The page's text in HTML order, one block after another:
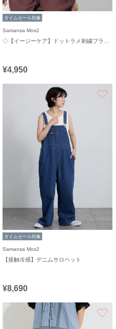
タイムセール対象
Samansa Mos2
¥4,950
タイムセール対象
Samansa Mos2
【接触冷感】デニムサロペット
¥8,690